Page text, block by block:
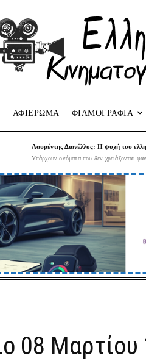
ΑΦΙΕΡΩΜΑ ΦΙΛΜΟΓΡΑΦΙΑ
Λαυρέντης Διανέλλος: Η ψυχή του
Υπάρχουν ονόματα που δεν χρειάζονται
08 Μαρτίου